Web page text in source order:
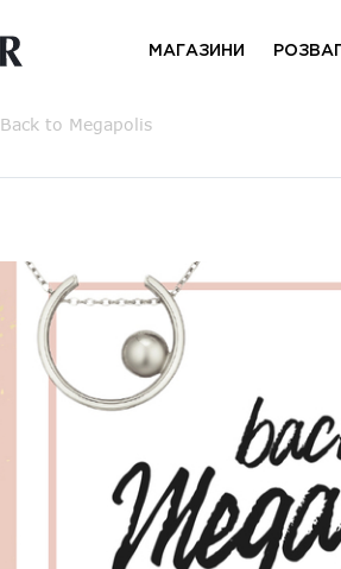
МАГАЗИНИ
Back to Megapolis